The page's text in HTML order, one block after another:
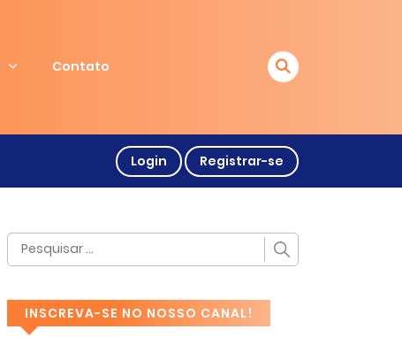
Contato
Login Registrar-se
INSCREVA-SE NO NOSSO CANAL!